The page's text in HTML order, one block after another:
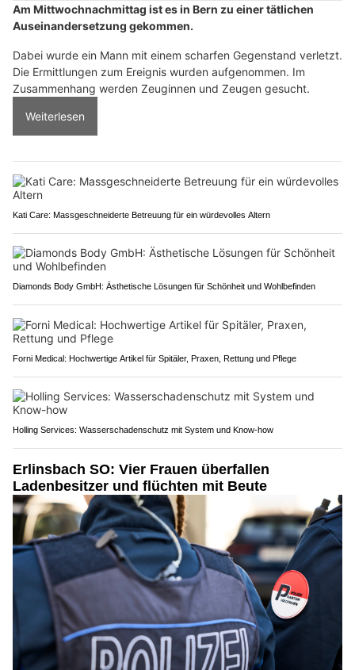
Am Mittwochnachmittag ist es in Bern zu einer tätlichen
Auseinandersetzung gekommen.
Dabei wurde ein Mann mit einem scharfen Gegenstand verletzt.
Die Ermittlungen zum Ereignis wurden aufgenommen. Im
Zusammenhang werden Zeuginnen und Zeugen gesucht.
Weiterlesen
Kati Care: Massgeschneiderte Betreuung für ein würdevolles Altern
Diamonds Body GmbH: Ästhetische Lösungen für Schönheit und Wohlbefinden
Forni Medical: Hochwertige Artikel für Spitäler, Praxen, Rettung und Pflege
Holling Services: Wasserschadenschutz mit System und Know-how
Erlinsbach SO: Vier Frauen überfallen
Ladenbesitzer und flüchten mit Beute